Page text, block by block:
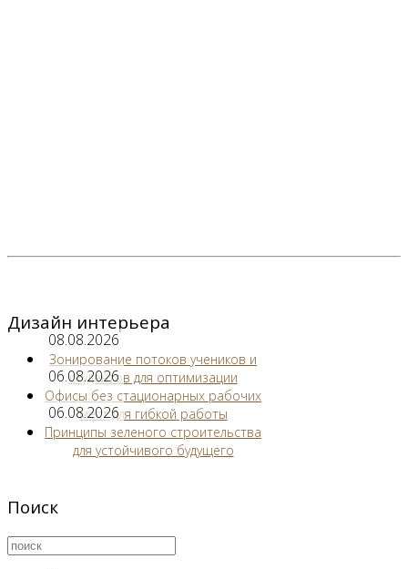
Дизайн интерьера
08.08.2026
Зонирование потоков учеников и
студентов для оптимизации
06.08.2026
Офисы без стационарных рабочих
мест для гибкой работы
06.08.2026
Принципы зеленого строительства
для устойчивого будущего
Поиск